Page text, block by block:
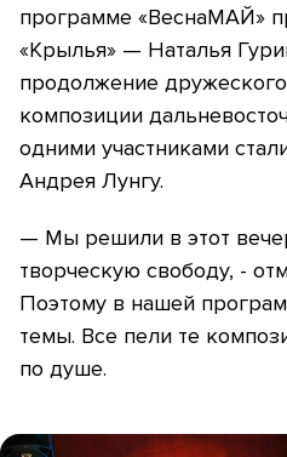
программе «ВеснаМАЙ»
«Крылья» — Наталья
продолжение
композиции
одними участниками
Андрея Лунгу.
— Мы решили в этот
творческую свободу, -
Поэтому в нашей
темы. Все пели те
по душе.